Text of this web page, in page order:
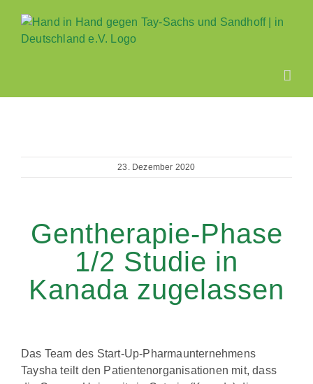
Inhalt
springen
23. Dezember 2020
Gentherapie-Phase
1/2 Studie in
Kanada zugelassen
Das Team des Start-Up-Pharmaunternehmens
Taysha teilt den Patientenorganisationen mit, dass